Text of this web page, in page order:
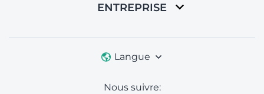
ENTREPRISE
Langue
Nous suivre: